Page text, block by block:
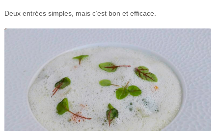
Deux entrées simples, mais c’est bon et efficace.